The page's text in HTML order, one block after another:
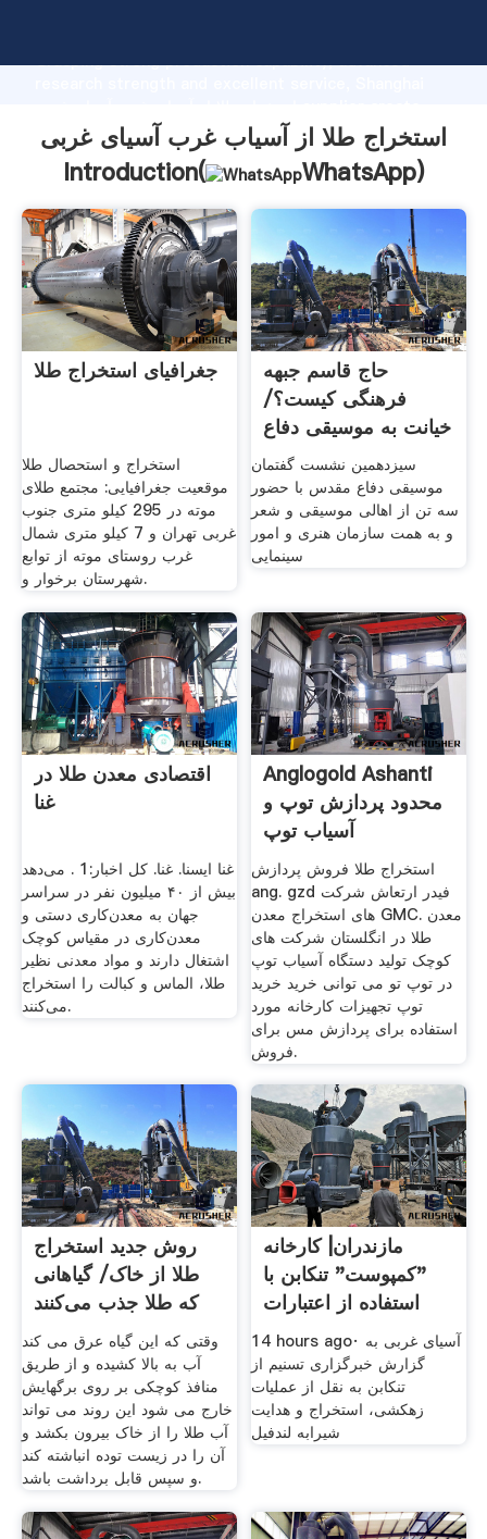
Grasping strong production capability, advanced
the value and bring values to all of customers.
استخراج طلا از آسیاب غرب آسیای غربی
Introduction(
WhatsApp)
جغرافیای استخراج طلا
استخراج و استحصال طلا
موقعیت جغرافیایی: مجتمع طلای
موته در 295 کیلو متری جنوب
غربی تهران و 7 کیلو متری شمال
غرب روستای موته از توابع
شهرستان برخوار و.
حاج قاسم جبهه
فرهنگی کیست؟/
خیانت به موسیقی دفاع
مقدس
سیزدهمین نشست گفتمان
موسیقی دفاع مقدس با حضور
سه تن از اهالی موسیقی و شعر
و به همت سازمان هنری و امور
سینمایی
اقتصادی معدن طلا در
غنا
غنا ایسنا. غنا. کل اخبار:1 . می‌دهد
بیش از ۴۰ میلیون نفر در سراسر
جهان به معدن‌کاری دستی و
معدن‌کاری در مقیاس کوچک
اشتغال دارند و مواد معدنی نظیر
طلا، الماس و کبالت را استخراج
می‌کنند.
Anglogold Ashanti
محدود پردازش توپ و
آسیاب توپ
استخراج طلا فروش پردازش
ang. gzd فیدر ارتعاش شرکت
های استخراج معدن GMC. معدن
طلا در انگلستان شرکت های
کوچک تولید دستگاه آسیاب توپ
در توپ تو می توانی خرید خرید
توپ تجهیزات کارخانه مورد
استفاده برای پردازش مس برای
فروش.
روش جدید استخراج
طلا از خاک/ گیاهانی
که طلا جذب می‌کنند
وقتی که این گیاه عرق می کند
آب به بالا کشیده و از طریق
منافذ کوچکی بر روی برگهایش
خارج می شود این روند می تواند
آب طلا را از خاک بیرون بکشد و
آن را در زیست توده انباشته کند
و سپس قابل برداشت باشد.
مازندران| کارخانه
"کمپوست" تنکابن با
استفاده از اعتبارات
14 hours ago· آسیای غربی به
گزارش خبرگزاری تسنیم از
تنکابن به نقل از عملیات
زهکشی، استخراج و هدایت
شیرابه لندفیل